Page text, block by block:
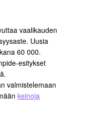
vaalikauden
Uusia
60 000.
esitykset
valmistelemaan
keinoja